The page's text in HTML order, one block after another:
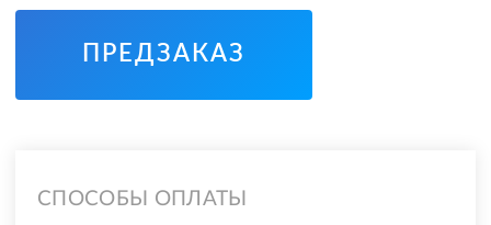
ПРЕДЗАКАЗ
СПОСОБЫ ОПЛАТЫ